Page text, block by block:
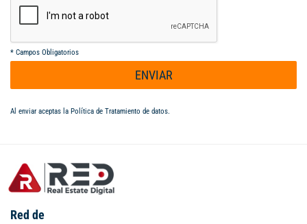
* Campos Obligatorios
ENVIAR
Al enviar aceptas la Política de Tratamiento de datos.
Red de